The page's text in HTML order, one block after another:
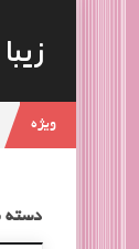
ویژه
دسته